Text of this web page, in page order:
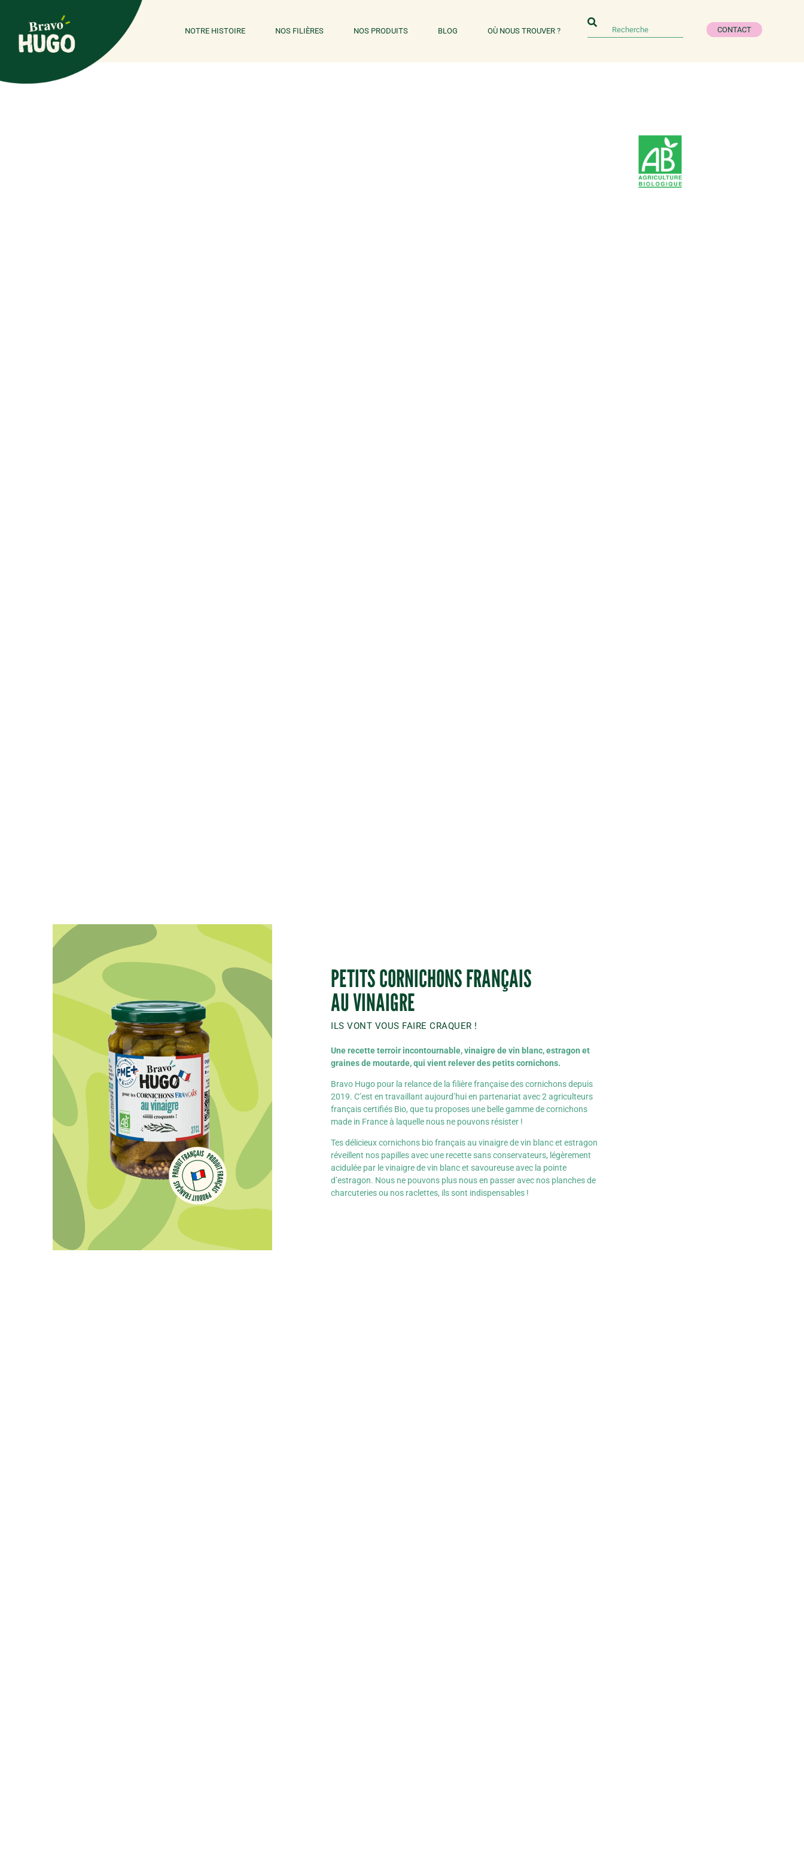
NOTRE HISTOIRE NOS FILIÈRES NOS PRODUITS BLOG OÙ NOUS TROUVER ? CONTACT
PETITS CORNICHONS FRANÇAIS
AU VINAIGRE
ILS VONT VOUS FAIRE CRAQUER !
Une recette terroir incontournable, vinaigre de vin blanc, estragon et
graines de moutarde, qui vient relever des petits cornichons.
Bravo Hugo pour la relance de la filière française des cornichons depuis
2019. C’est en travaillant aujourd’hui en partenariat avec 2 agriculteurs
français certifiés Bio, que tu proposes une belle gamme de cornichons
made in France à laquelle nous ne pouvons résister !
Tes délicieux cornichons bio français au vinaigre de vin blanc et estragon
réveillent nos papilles avec une recette sans conservateurs, légèrement
acidulée par le vinaigre de vin blanc et savoureuse avec la pointe
d’estragon. Nous ne pouvons plus nous en passer avec nos planches de
charcuteries ou nos raclettes, ils sont indispensables !